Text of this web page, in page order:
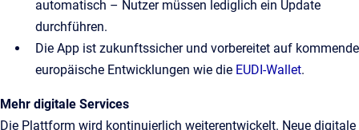
automatisch – Nutzer müssen lediglich ein Update
durchführen.
Die App ist zukunftssicher und vorbereitet auf kommende
europäische Entwicklungen wie die EUDI-Wallet.
Mehr digitale Services
Die Plattform wird kontinuierlich weiterentwickelt. Neue digitale